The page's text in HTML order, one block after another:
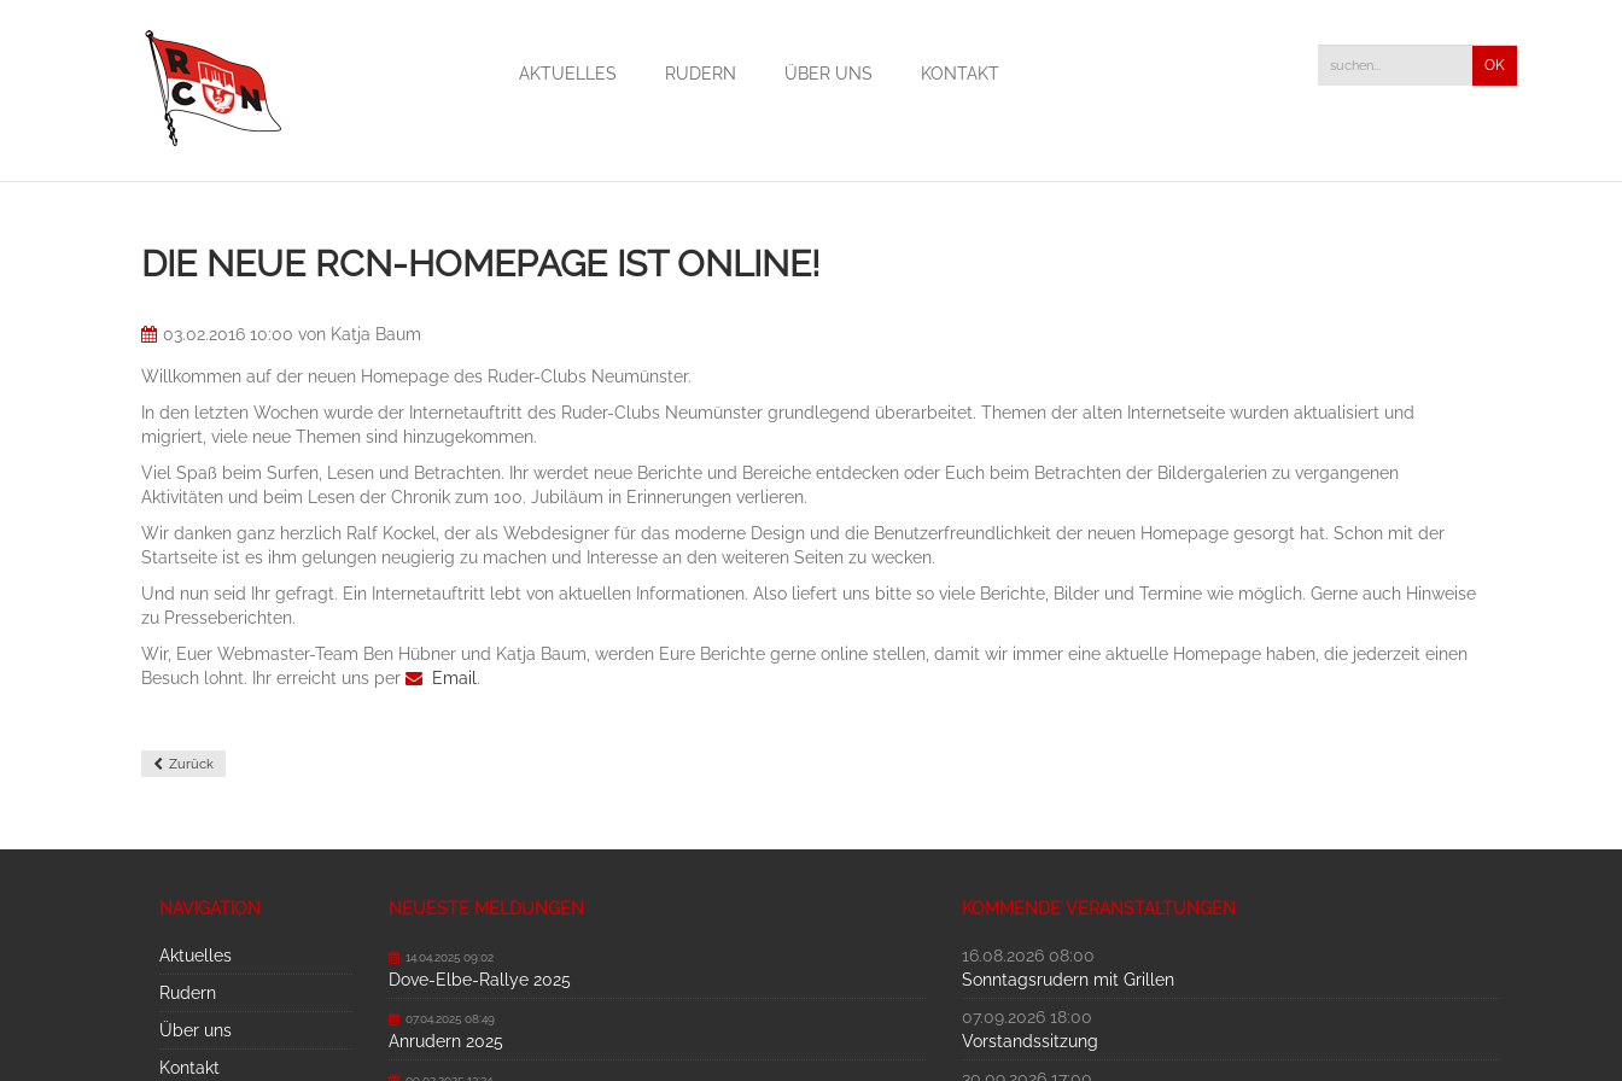
AKTUELLES RUDERN ÜBER UNS KONTAKT
DIE NEUE RCN-HOMEPAGE IST ONLINE!
03.02.2016 10:00 von Katja Baum
Willkommen auf der neuen Homepage des Ruder-Clubs Neumünster.
In den letzten Wochen wurde der Internetauftritt des Ruder-Clubs Neumünster grundlegend überarbeitet. Themen der alten Internetseite wurden aktualisiert und
migriert, viele neue Themen sind hinzugekommen.
Viel Spaß beim Surfen, Lesen und Betrachten. Ihr werdet neue Berichte und Bereiche entdecken oder Euch beim Betrachten der Bildergalerien zu vergangenen
Aktivitäten und beim Lesen der Chronik zum 100. Jubiläum in Erinnerungen verlieren.
Wir danken ganz herzlich Ralf Kockel, der als Webdesigner für das moderne Design und die Benutzerfreundlichkeit der neuen Homepage gesorgt hat. Schon mit der
Startseite ist es ihm gelungen neugierig zu machen und Interesse an den weiteren Seiten zu wecken.
Und nun seid Ihr gefragt. Ein Internetauftritt lebt von aktuellen Informationen. Also liefert uns bitte so viele Berichte, Bilder und Termine wie möglich. Gerne auch Hinweise
zu Presseberichten.
Wir, Euer Webmaster-Team Ben Hübner und Katja Baum, werden Eure Berichte gerne online stellen, damit wir immer eine aktuelle Homepage haben, die jederzeit einen
Besuch lohnt. Ihr erreicht uns per
Email .
Zurück
NAVIGATION
Aktuelles
Rudern
Über uns
Kontakt
NEUESTE MELDUNGEN
14.04.2025 09:02
Dove-Elbe-Rallye 2025
07.04.2025 08:49
Anrudern 2025
KOMMENDE VERANSTALTUNGEN
16.08.2026 08:00
Sonntagsrudern mit Grillen
07.09.2026 18:00
Vorstandssitzung